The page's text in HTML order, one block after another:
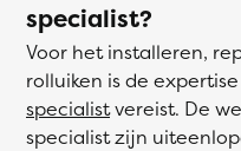
specialist?
Voor het installeren,
rolluiken is de
specialistvereist. De
specialist zijn